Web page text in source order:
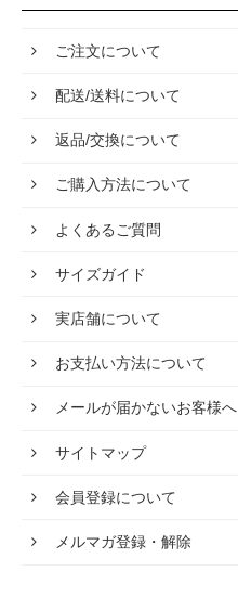
ご注文について
配送/送料について
返品/交換について
ご購入方法について
よくあるご質問
サイズガイド
実店舗について
お支払い方法について
メールが届かないお客様へ
サイトマップ
会員登録について
メルマガ登録・解除